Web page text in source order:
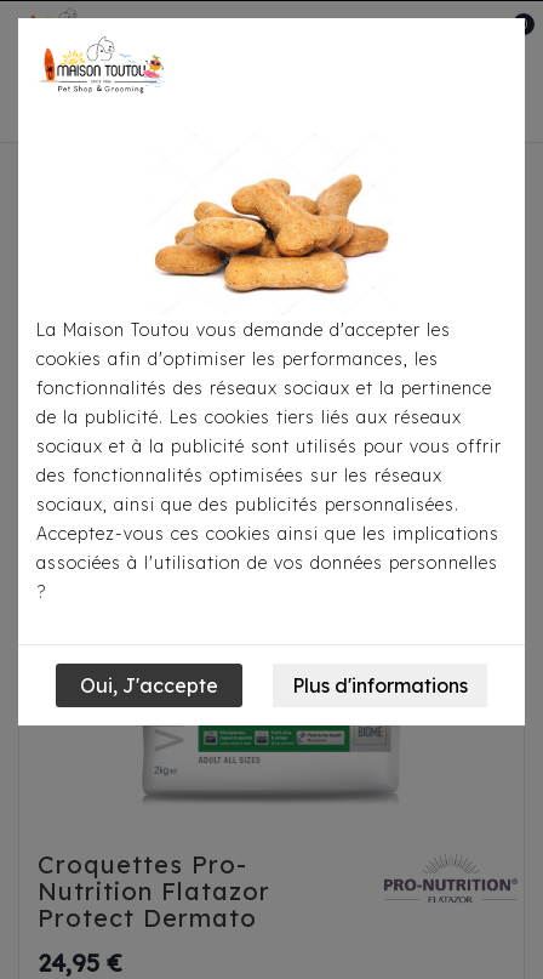
0
À Table Croquettes
Croquettes Pro-Nutrition Flatazor Protect
Dermato
Croquettes Pro-
Nutrition Flatazor
Protect Dermato
24,95 €
La Maison Toutou vous demande d'accepter les
cookies afin d'optimiser les performances, les
fonctionnalités des réseaux sociaux et la pertinence
de la publicité. Les cookies tiers liés aux réseaux
sociaux et à la publicité sont utilisés pour vous offrir
des fonctionnalités optimisées sur les réseaux
sociaux, ainsi que des publicités personnalisées.
Acceptez-vous ces cookies ainsi que les implications
associées à l'utilisation de vos données personnelles
?